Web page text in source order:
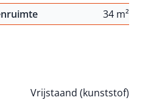
34 m²
Vrijstaand (kunststof)